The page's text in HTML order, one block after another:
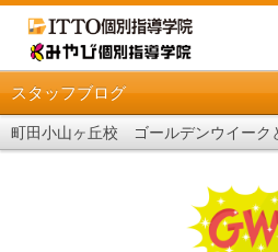
スタッフブログ
町田小山ヶ丘校 ゴールデンウイーク